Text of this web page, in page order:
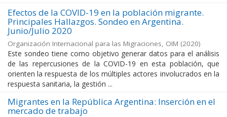
Efectos de la COVID-19 en la población migrante.
Principales Hallazgos. Sondeo en Argentina.
Junio/Julio 2020
Organización Internacional para las Migraciones, OIM (2020)
Este sondeo tiene como objetivo generar datos para el análisis
de las repercusiones de la COVID-19 en esta población, que
orienten la respuesta de los múltiples actores involucrados en la
respuesta sanitaria, la gestión ...
Migrantes en la República Argentina: Inserción en el
mercado de trabajo